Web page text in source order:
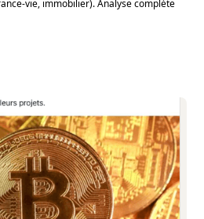
vie, immobilier). Analyse complète